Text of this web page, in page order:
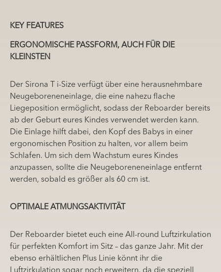
KEY FEATURES
ERGONOMISCHE PASSFORM, AUCH FÜR DIE
KLEINSTEN
Der Sirona T i-Size verfügt über eine herausnehmbare
Neugeboreneneinlage, die eine nahezu flache
Liegeposition ermöglicht, sodass der Reboarder bereits
ab der Geburt eures Kindes verwendet werden kann.
Die Einlage hilft dabei, den Kopf des Babys in einer
ergonomischen Position zu halten, vor allem beim
Schlafen. Um sich dem Wachstum eures Kindes
anzupassen, sollte die Neugeboreneneinlage entfernt
werden, sobald es größer als 60 cm ist.
OPTIMALE ATMUNGSAKTIVITÄT
Der Reboarder bietet euch eine All-round Luftzirkulation
für perfekten Komfort im Sitz – das ganze Jahr. Mit der
ebenso erhältlichen Plus Linie könnt ihr die